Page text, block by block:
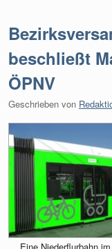
beschließt
ÖPNV
Geschrieben von